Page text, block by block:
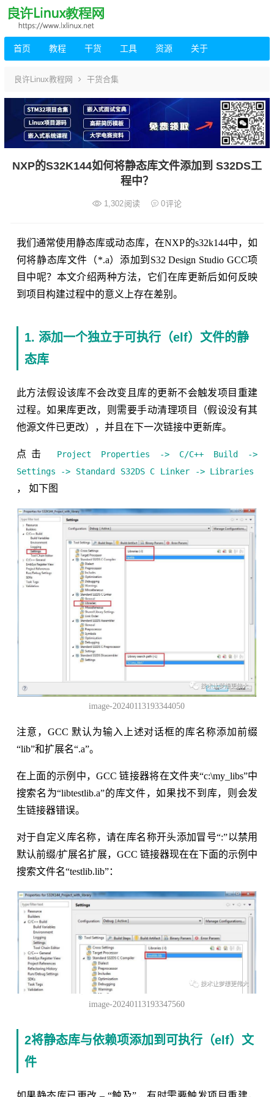
首页 教程 干货 工具 资源 关于
良许Linux教程网 干货合集
NXP的S32K144如何将静态库文件添加到 S32DS工
程中？
1,302阅读 0评论
我们通常使用静态库或动态库，在NXP的s32k144中，如
何将静态库文件（*.a）添加到S32 Design Studio GCC项
目中呢？本文介绍两种方法，它们在库更新后如何反映
到项目构建过程中的意义上存在差别。
1. 添加一个独立于可执行（elf）文件的静
态库
此方法假设该库不会改变且库的更新不会触发项目重建
过程。如果库更改，则需要手动清理项目（假设没有其
他源文件已更改），并且在下一次链接中更新库。
点击
Project Properties -> C/C++ Build ->
Settings -> Standard S32DS C Linker -> Libraries
， 如下图
image-20240113193344050
注意，GCC 默认为输入上述对话框的库名称添加前缀
“lib”和扩展名“.a”。
在上面的示例中，GCC 链接器将在文件夹“c:\my_libs”中
搜索名为“libtestlib.a”的库文件，如果找不到库，则会发
生链接器错误。
对于自定义库名称，请在库名称开头添加冒号“:”以禁用
默认前缀/扩展名扩展，GCC 链接器现在在下面的示例中
搜索文件名“testlib.lib”：
image-20240113193347560
2将静态库与依赖项添加到可执行（elf）文
件